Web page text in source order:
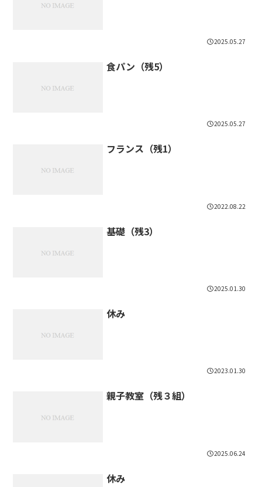
2025.05.27
食パン（残5）
2025.05.27
フランス（残1）
2022.08.22
基礎（残3）
2025.01.30
休み
2023.01.30
親子教室（残３組）
2025.06.24
休み